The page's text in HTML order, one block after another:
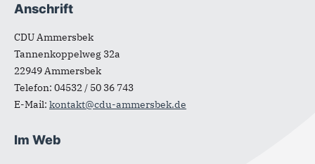
Fußbereich
Anschrift
CDU Ammersbek
Tannenkoppelweg 32a
22949Ammersbek
Telefon: 04532 / 50 36 743
E-Mail: kontakt@cdu-ammersbek.de
Im Web